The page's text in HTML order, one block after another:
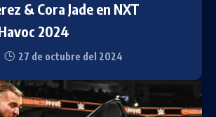
& Cora Jade en NXT
2024
27 de octubre del 2024